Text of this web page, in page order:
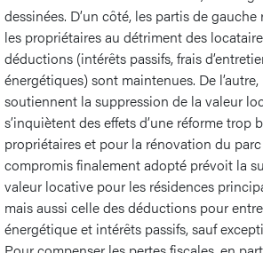
dessinées. D’un côté, les partis de
les propriétaires au détriment des
déductions (intérêts passifs, frais
énergétiques) sont maintenues. De
soutiennent la suppression de la valeur
s’inquiètent des effets d’une réforme trop
propriétaires et pour la rénovation du
compromis finalement adopté prévoit la
valeur locative pour les résidences
mais aussi celle des déductions pour
énergétique et intérêts passifs, sauf